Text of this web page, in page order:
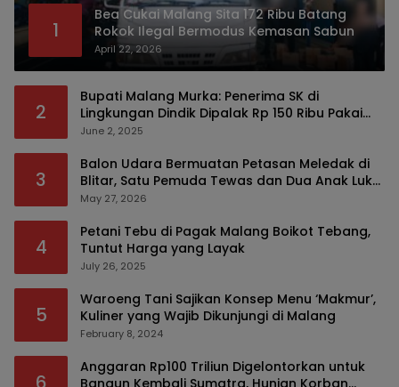
1
Bea Cukai Malang Sita 172 Ribu Batang
Rokok Ilegal Bermodus Kemasan Sabun
April 22, 2026
2
Bupati Malang Murka: Penerima SK di
Lingkungan Dindik Dipalak Rp 150 Ribu Pakai
Modus Tumpengan, KPK Turut Pantau
June 2, 2025
3
Balon Udara Bermuatan Petasan Meledak di
Blitar, Satu Pemuda Tewas dan Dua Anak Luka
Serius
May 27, 2026
4
Petani Tebu di Pagak Malang Boikot Tebang,
Tuntut Harga yang Layak
July 26, 2025
5
Waroeng Tani Sajikan Konsep Menu ‘Makmur’,
Kuliner yang Wajib Dikunjungi di Malang
February 8, 2024
Anggaran Rp100 Triliun Digelontorkan untuk
Bangun Kembali Sumatra, Hunian Korban